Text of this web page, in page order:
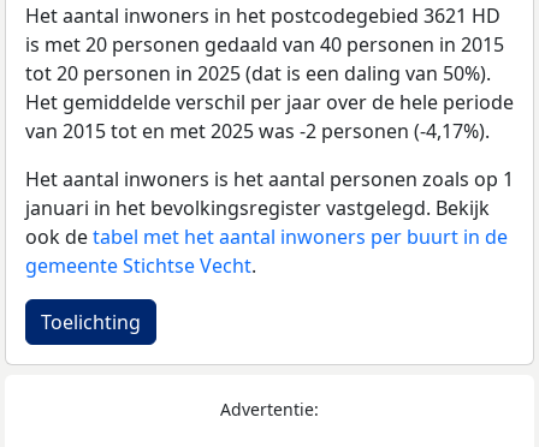
Het aantal inwoners in het postcodegebied 3621 HD
is met 20 personen gedaald van 40 personen in 2015
tot 20 personen in 2025 (dat is een daling van 50%).
Het gemiddelde verschil per jaar over de hele periode
van 2015 tot en met 2025 was -2 personen (-4,17%).
Het aantal inwoners is het aantal personen zoals op 1
januari in het bevolkingsregister vastgelegd. Bekijk
ook detabel met het aantal inwoners per buurt in de
gemeente Stichtse Vecht.
Toelichting
Advertentie: